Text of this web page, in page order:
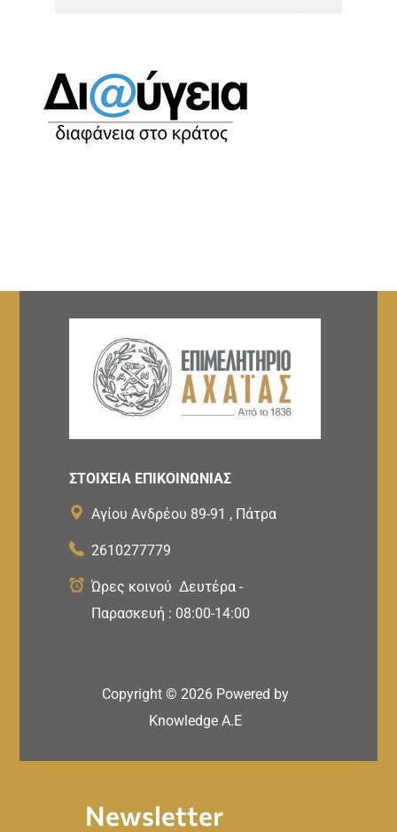
ΣΤΟΙΧΕΙΑ ΕΠΙΚΟΙΝΩΝΙΑΣ
Αγίου Ανδρέου 89-91 , Πάτρα
2610277779
Ώρες κοινού Δευτέρα -
Παρασκευή : 08:00-14:00
Copyright © 2026 Powered by
Knowledge A.E
Newsletter